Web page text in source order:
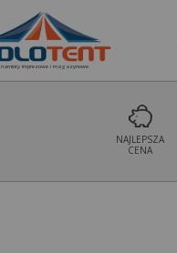
namioty imprezowe i magazynowe
NAJLEPSZA
CENA